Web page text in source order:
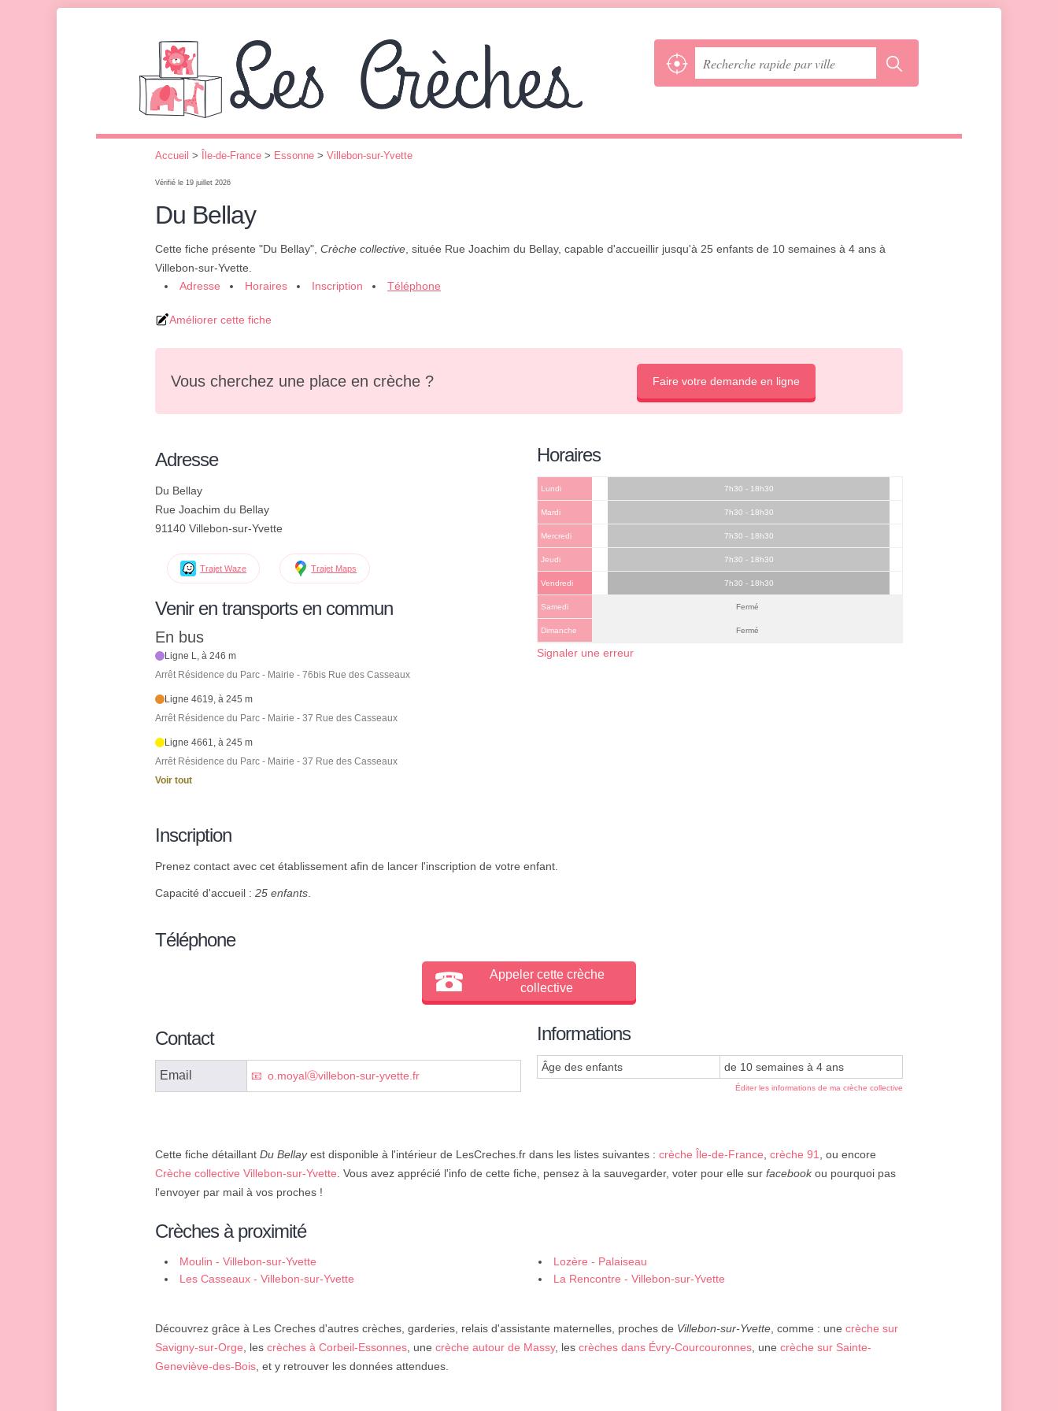
Accueil > Île-de-France > Essonne > Villebon-sur-Yvette
Vérifié le 19 juillet 2026
Du Bellay
Cette fiche présente "Du Bellay", Crèche collective , située Rue Joachim du Bellay, capable d'accueillir jusqu'à 25 enfants de 10 semaines à 4 ans à
Villebon-sur-Yvette.
Adresse
Horaires Inscription Téléphone
Améliorer cette fiche
Vous cherchez une place en crèche ? Faire votre demande en ligne
Adresse
Du Bellay
Rue Joachim du Bellay
91140 Villebon-sur-Yvette
Trajet Waze Trajet Maps
Venir en transports en commun
En bus
Ligne L, à 246 m
Arrêt Résidence du Parc - Mairie - 76bis Rue des Casseaux
Ligne 4619, à 245 m
Arrêt Résidence du Parc - Mairie - 37 Rue des Casseaux
Ligne 4661, à 245 m
Arrêt Résidence du Parc - Mairie - 37 Rue des Casseaux
Voir tout
Horaires
Lundi 7h30 - 18h30
Mardi 7h30 - 18h30
Mercredi 7h30 - 18h30
Jeudi 7h30 - 18h30
Vendredi 7h30 - 18h30
Samedi Fermé
Dimanche Fermé
Signaler une erreur
Inscription
Prenez contact avec cet établissement afin de lancer l'inscription de votre enfant.
Capacité d'accueil : 25 enfants.
Téléphone
Appeler cette crèche
collective
Contact
Email o.moyalⓐvillebon-sur-yvette.fr
Informations
Âge des enfants de 10 semaines à 4 ans
Éditer les informations de ma crèche collective
Cette fiche détaillant Du Bellayest disponible à l'intérieur de LesCreches.fr dans les listes suivantes : crèche Île-de-France, crèche 91, ou encore
Crèche collective Villebon-sur-Yvette. Vous avez apprécié l'info de cette fiche, pensez à la sauvegarder, voter pour elle sur facebookou pourquoi pas
l'envoyer par mail à vos proches !
Crèches à proximité
Moulin - Villebon-sur-Yvette
Lozère - Palaiseau
Les Casseaux - Villebon-sur-Yvette
La Rencontre - Villebon-sur-Yvette
Découvrez grâce à Les Creches d'autres crèches, garderies, relais d'assistante maternelles, proches de Villebon-sur-Yvette, comme : une crèche sur
Savigny-sur-Orge, les crèches à Corbeil-Essonnes, une crèche autour de Massy, les crèches dans Évry-Courcouronnes, une crèche sur Sainte-
Geneviève-des-Bois, et y retrouver les données attendues.